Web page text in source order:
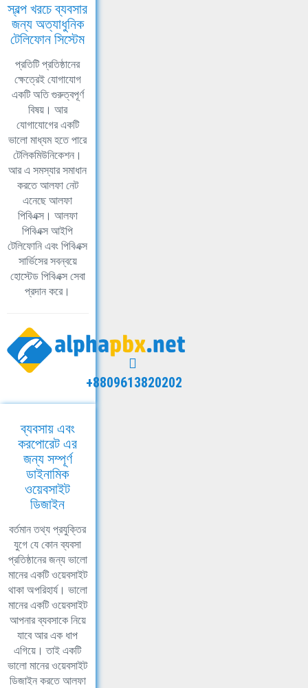
স্বল্প খরচে ব্যবসার
জন্য অত্যাধুনিক
টেলিফোন সিস্টেম
প্রতিটি প্রতিষ্ঠানের
ক্ষেত্রেই যোগাযোগ
একটি অতি গুরুত্বপূর্ণ
বিষয়। আর
যোগাযোগের একটি
ভালো মাধ্যম হতে পারে
টেলিকমিউনিকেশন।
আর এ সমস্যার সমাধান
করতে আলফা নেট
এনেছে আলফা
পিবিএক্স। আলফা
পিবিএক্স আইপি
টেলিফোনি এবং পিবিএক্স
সার্ভিসের সবন্বয়ে
হোস্টেড পিবিএক্স সেবা
প্রদান করে।
+8809613820202
ব্যবসায় এবং
করপোরেট এর
জন্য সম্পূর্ণ
ডাইনামিক
ওয়েবসাইট
ডিজাইন
বর্তমান তথ্য প্রযুক্তির
যুগে যে কোন ব্যবসা
প্রতিষ্ঠানের জন্য ভালো
মানের একটি ওয়েবসাইট
থাকা অপরিহার্য। ভালো
মানের একটি ওয়েবসাইট
আপনার ব্যবসাকে নিয়ে
যাবে আর এক ধাপ
এগিয়ে। তাই একটি
ভালো মানের ওয়েবসাইট
ডিজাইন করতে আলফা